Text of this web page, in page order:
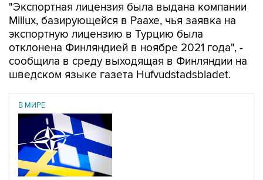
"Экспортная лицензия была выдана компании
Miilux, базирующейся в Раахе, чья заявка на
экспортную лицензию в Турцию была
отклонена Финляндией в ноябре 2021 года", -
сообщила в среду выходящая в Финляндии на
шведском языке газета Hufvudstadsbladet.
В МИРЕ